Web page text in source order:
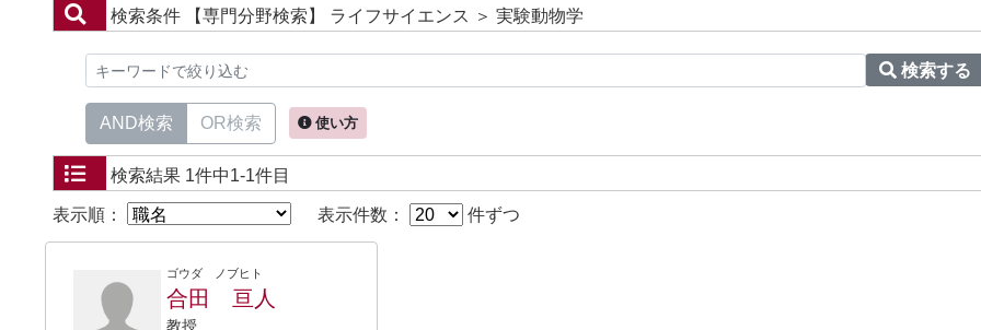
検索条件 【専門分野検索】 ライフサイエンス ＞ 実験動物学
検索する
AND検索 OR検索 使い方
検索結果 1件中1-1件目
表示順： 表示件数： 件ずつ
ゴウダ ノブヒト
合田 亘人
教授